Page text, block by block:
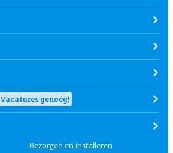
Vacatures genoeg!
Bezorgen en installeren